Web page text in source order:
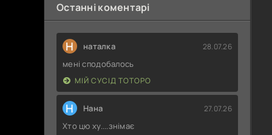
Останні коментарі
Н наталка 28.07.26
мені сподобалось
МІЙ СУСІД ТОТОРО
Н Нана 27.07.26
Хто цю ху....знімає